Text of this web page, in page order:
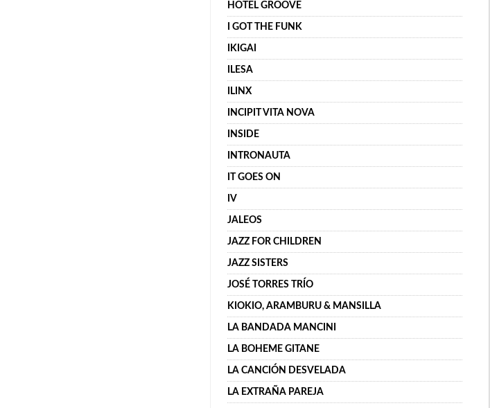
HOTEL GROOVE
I GOT THE FUNK
IKIGAI
ILESA
ILINX
INCIPIT VITA NOVA
INSIDE
INTRONAUTA
IT GOES ON
IV
JALEOS
JAZZ FOR CHILDREN
JAZZ SISTERS
JOSÉ TORRES TRÍO
KIOKIO, ARAMBURU & MANSILLA
LA BANDADA MANCINI
LA BOHEME GITANE
LA CANCIÓN DESVELADA
LA EXTRAÑA PAREJA